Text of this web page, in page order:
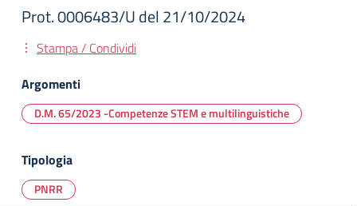
Prot. 0006483/U del 21/10/2024
Stampa / Condividi
Argomenti
D.M. 65/2023 -Competenze STEM e multilinguistiche
Tipologia
PNRR